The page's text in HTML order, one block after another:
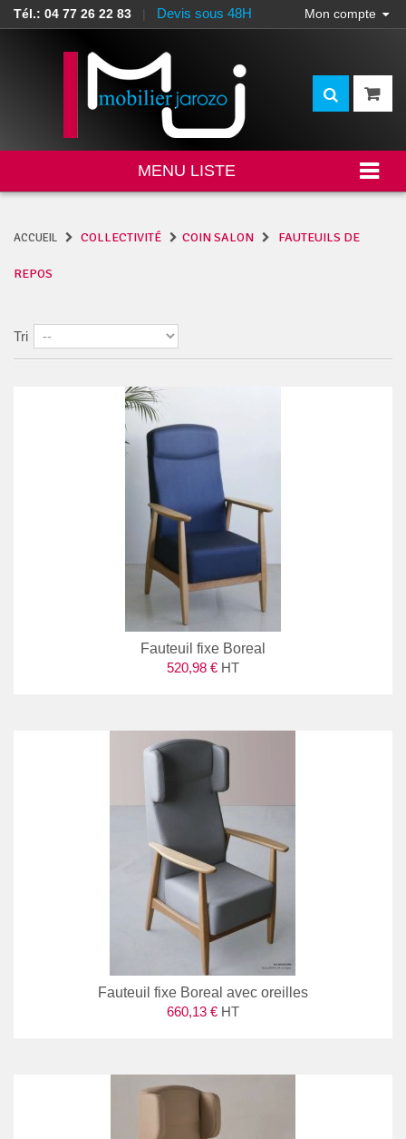
Tél.: 04 77 26 22 83 | Devis sous 48H Mon compte
MENU LISTE
ACCUEIL COLLECTIVITÉ COIN SALON FAUTEUILS DE
REPOS
Tri
Fauteuil fixe Boreal
520,98 € HT
Fauteuil fixe Boreal avec oreilles
660,13 € HT